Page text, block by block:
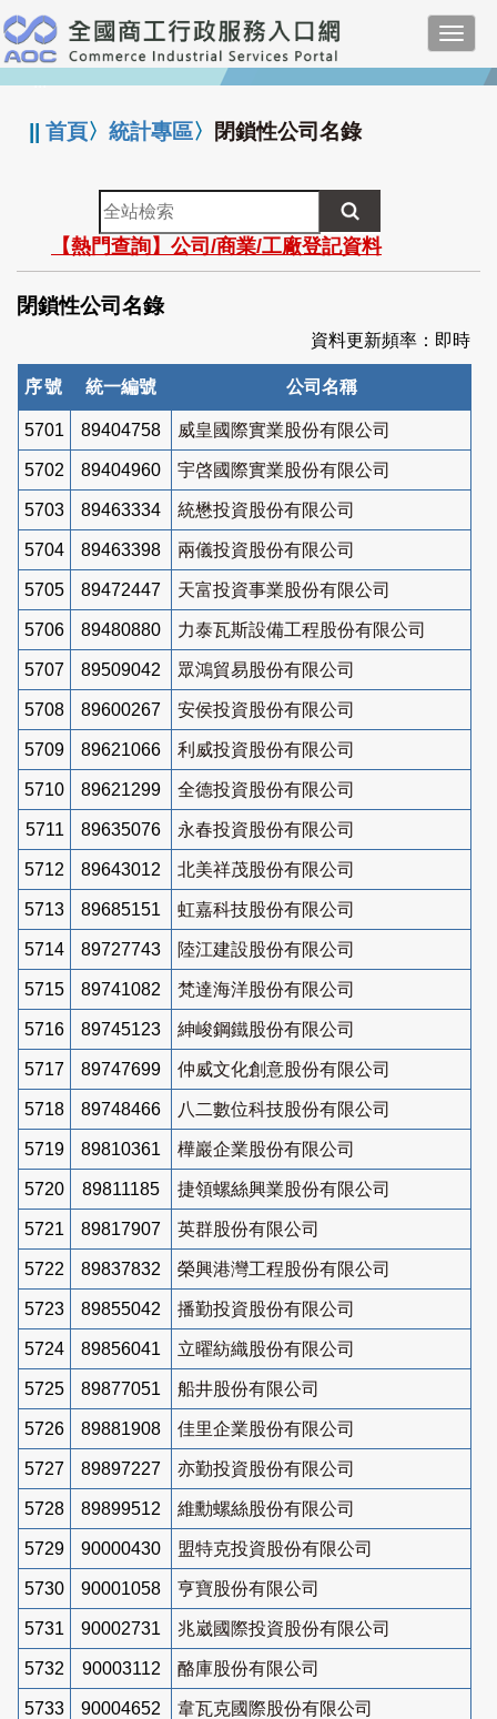
跳
到
主
要
:::
||首頁〉統計專區〉 閉鎖性公司名錄
全
站
檢
索
【熱門查詢】公司/商業/工廠登記資料
閉鎖性公司名錄
資料更新頻率：即時
序號 統一編號 公司名稱
5701 89404758 威皇國際實業股份有限公司
5702 89404960 宇啓國際實業股份有限公司
5703 89463334 統懋投資股份有限公司
5704 89463398 兩儀投資股份有限公司
5705 89472447 天富投資事業股份有限公司
5706 89480880 力泰瓦斯設備工程股份有限公司
5707 89509042 眾鴻貿易股份有限公司
5708 89600267 安侯投資股份有限公司
5709 89621066 利威投資股份有限公司
5710 89621299 全德投資股份有限公司
5711 89635076 永春投資股份有限公司
5712 89643012 北美祥茂股份有限公司
5713 89685151 虹嘉科技股份有限公司
5714 89727743 陸江建設股份有限公司
5715 89741082 梵達海洋股份有限公司
5716 89745123 紳峻鋼鐵股份有限公司
5717 89747699 仲威文化創意股份有限公司
5718 89748466 八二數位科技股份有限公司
5719 89810361 樺巖企業股份有限公司
5720 89811185 捷領螺絲興業股份有限公司
5721 89817907 英群股份有限公司
5722 89837832 榮興港灣工程股份有限公司
5723 89855042 播勤投資股份有限公司
5724 89856041 立曜紡織股份有限公司
5725 89877051 船井股份有限公司
5726 89881908 佳里企業股份有限公司
5727 89897227 亦勤投資股份有限公司
5728 89899512 維勳螺絲股份有限公司
5729 90000430 盟特克投資股份有限公司
5730 90001058 亨寶股份有限公司
5731 90002731 兆崴國際投資股份有限公司
5732 90003112 酪庫股份有限公司
5733 90004652 韋瓦克國際股份有限公司